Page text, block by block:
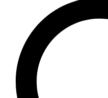
поздравить друзей или
В карточках продавцы
предметов в составе услуги,
ориентировочные сроки.
Это помогает заранее
соответствует вашим целям и
имеющимся контентом. Такой
пользователи,
оперативно обновлять
релизы.